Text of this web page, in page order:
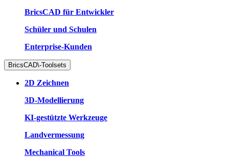
BricsCAD für Entwickler
Schüler und Schulen
Enterprise-Kunden
BricsCAD\-Toolsets
2D Zeichnen
3D-Modellierung
KI-gestützte Werkzeuge
Landvermessung
Mechanical Tools